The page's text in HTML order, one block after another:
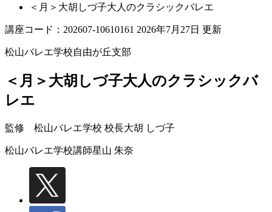
＜月＞大胡しづ子大人のクラシックバレエ
講座コード：202607-10610161 2026年7月27日 更新
松山バレエ学校自由が丘支部
＜月＞大胡しづ子大人のクラシックバ
レエ
監修 松山バレエ学校 校長大胡 しづ子
松山バレエ学校講師星山 朱奈